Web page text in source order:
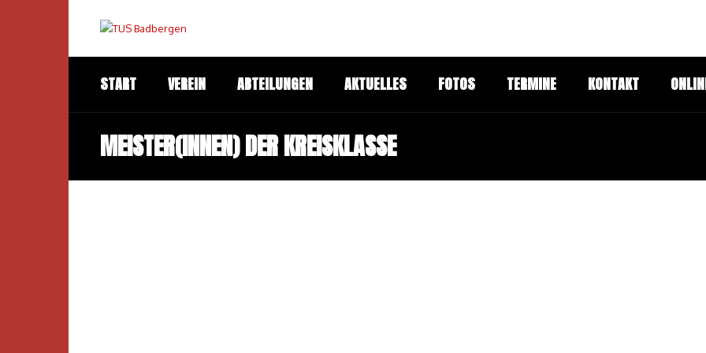
START VEREIN ABTEILUNGEN AKTUELLES FOTOS TERMINE KONTAKT
MEISTER(INNEN) DER KREISKLASSE